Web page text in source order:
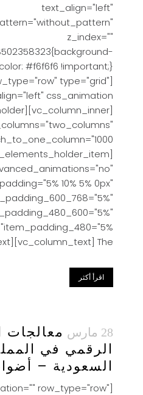
text_align="left"
z_index=""
type="grid"
10% 5% 0px"
The...
اقرأ أكثر
28 مارس
معالجات
الرقمي في
السعودية –
row_type="row"